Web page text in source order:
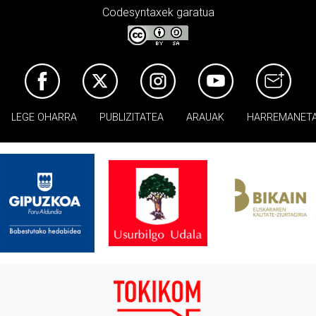
Codesyntaxek garatua
LEGE OHARRA PUBLIZITATEA ARAUAK